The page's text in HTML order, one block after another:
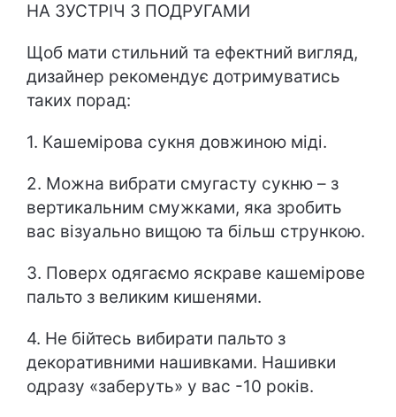
НА ЗУСТРІЧ З ПОДРУГАМИ
Щоб мати стильний та ефектний вигляд,
дизайнер рекомендує дотримуватись
таких порад:
1. Кашемірова сукня довжиною міді.
2. Можна вибрати смугасту сукню – з
вертикальним смужками, яка зробить
вас візуально вищою та більш стрункою.
3. Поверх одягаємо яскраве кашемірове
пальто з великим кишенями.
4. Не бійтесь вибирати пальто з
декоративними нашивками. Нашивки
одразу «заберуть» у вас -10 років.